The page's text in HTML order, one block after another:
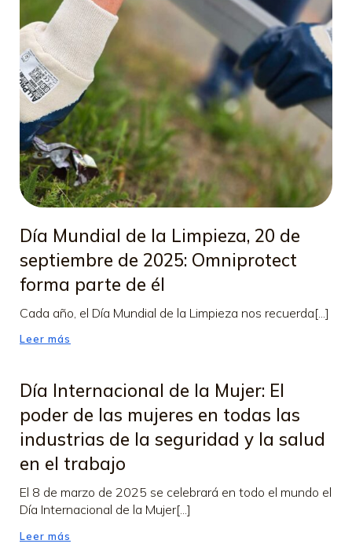
Día Mundial de la Limpieza, 20 de
septiembre de 2025: Omniprotect
forma parte de él
Cada año, el Día Mundial de la Limpieza nos recuerda[...]
Leer más
Día Internacional de la Mujer: El
poder de las mujeres en todas las
industrias de la seguridad y la salud
en el trabajo
El 8 de marzo de 2025 se celebrará en todo el mundo el
Día Internacional de la Mujer[...]
Leer más